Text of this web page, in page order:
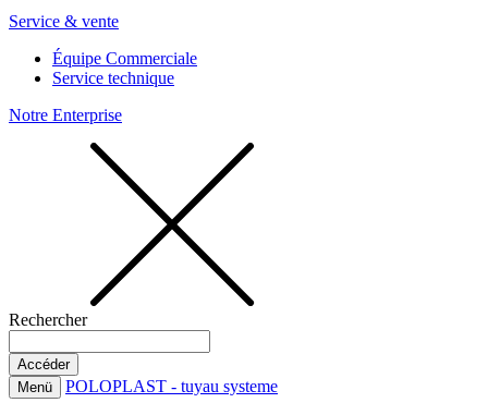
Service & vente
Équipe Commerciale
Service technique
Notre Enterprise
Rechercher
Menü POLOPLAST - tuyau systeme